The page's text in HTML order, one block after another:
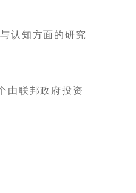
认知方面的研究
由联邦政府投资